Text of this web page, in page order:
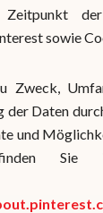
Zeitpunkt
sowie
Zweck,
der Daten
und
finden